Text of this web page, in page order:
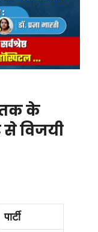
तक के
विजयी
पार्टी